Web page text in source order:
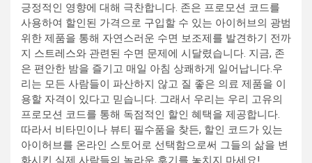
긍정적인 영향에 대해 극찬합니다. 존은 프로모션 코드를
사용하여 할인된 가격으로 구입할 수 있는 아이허브의 광범
위한 제품을 통해 자연스러운 수면 보조제를 발견하기 전까
지 스트레스와 관련된 수면 문제에 시달렸습니다. 지금, 존
은 편안한 밤을 즐기고 매일 아침 상쾌하게 일어납니다.우
리는 모든 사람들이 파산하지 않고 질 좋은 의료 제품을 이
용할 자격이 있다고 믿습니다. 그래서 우리는 우리 고유의
프로모션 코드를 통해 독점적인 할인 혜택을 제공합니다.
따라서 비타민이나 뷰티 필수품을 찾든, 할인 코드가 있는
아이허브를 온라인 스토어로 선택함으로써 그들의 삶을 변
화시킨 실제 사람들의 놀라운 후기를 놓치지 마세요!